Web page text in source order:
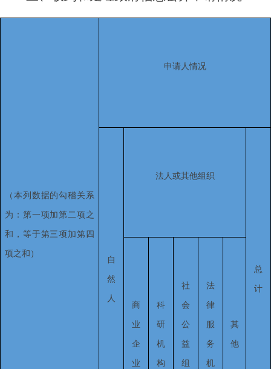
（本列数据的勾稽关系
为：第一项加第二项之
和，等于第三项加第四
项之和）
申请人情况
自
然
人
法人或其他组织
总
计
商
业
企
业
科
研
机
构
社
会
公
益
组
法
律
服
务
机
其
他